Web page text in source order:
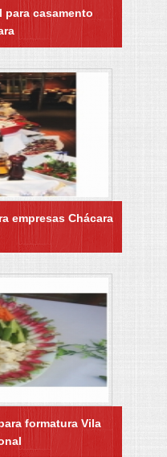
casamento
empresas Chácara
formatura Vila